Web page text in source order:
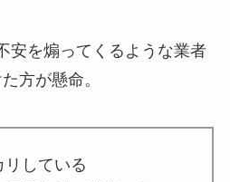
安を煽ってくるような業者
方が懸命。
リしている